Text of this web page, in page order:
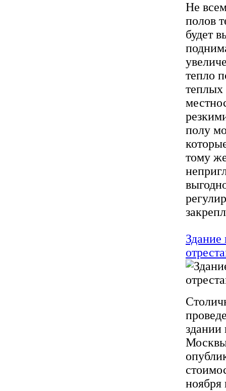
Не
полов
будет
тепло
теплых
полу
тому
Здание
здании
ноября